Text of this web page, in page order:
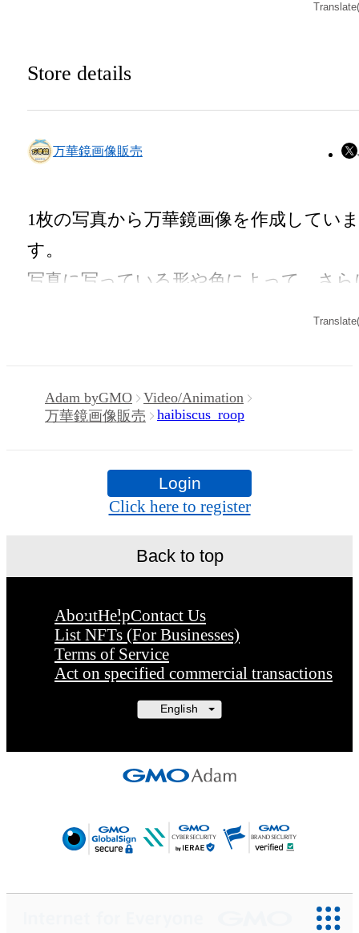
・保有者限定コンテンツをSNSにアップ
・アイテムの画像を印刷して部屋に飾る
・アイテムの画像を使用してメッセージ
ードを制作し友達に送る
制作して有料販売、および無料配布をす
・アイテム画像を使用した二次創作物（
アイテムに関する注意事項
・本アイテムに関する創作物(画像および
映像、音楽、商標またはロゴ等を含みま
がこれらに限られません。)にかかる知
財産権(著作権、特許権、実用新案権、商
権、意匠権その他の知的財産権(それら
利を取得し、又はそれらの権利につき登
ます。)は、本アイテムの著作権を有する
方、著作隣接権の権利者またはその管理
託を受けている者によって保護されて
す。そのため、本アイテムを保有して
かる知的財産権を有することを意味しま
Store details
万華鏡画像販売
1枚の写真から万華鏡画像を作成していま
す。
写真に写っている形や色によって、さら
出来ることもあります。
Adam byGMO
Video/Animation
万華鏡画像販売
haibiscus_roop
Login
Click here to register
Back to top
AboutHelpContact Us
List NFTs (For Businesses)
Terms of Service
Act on specified commercial transactions